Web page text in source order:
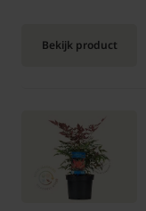
Bekijk product